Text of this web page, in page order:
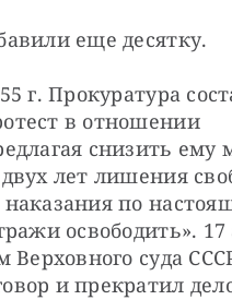
еще десятку.
г. Прокуратура
в отношении
снизить ему
лет лишения
по
освободить». 17
Верховного суда
и прекратил